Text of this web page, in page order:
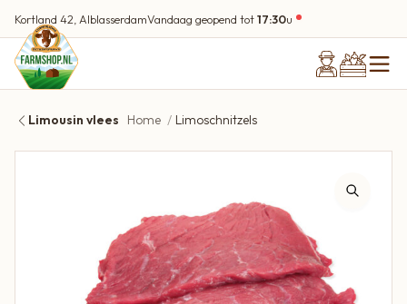
Kortland 42, AlblasserdamVandaag geopend tot17:30u
Limousin vlees Home Limoschnitzels